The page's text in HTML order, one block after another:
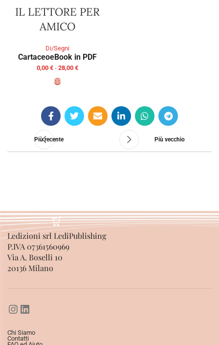
IL LETTORE PER
AMICO
Di/Segni
CartaceoeBook in PDF
0,00 € - 28,00 €
Più recente Più vecchio
Ledizioni srl LediPublishing
P.IVA 07361560969
Via A. Boselli 10
20136 Milano
Chi Siamo
Contatti